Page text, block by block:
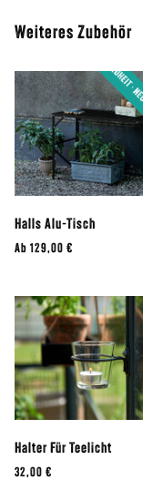
Weiteres Zubehör
Halls Alu-Tisch
Ab 129,00 €
Halter Für Teelicht
32,00 €